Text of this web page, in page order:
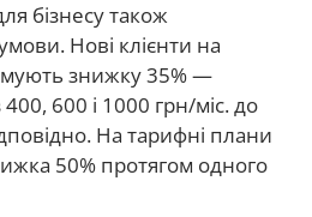
бізнесу також
Нові клієнти на
знижку 35% —
600 і 1000 грн/міс. до
На тарифні плани
50% протягом одного